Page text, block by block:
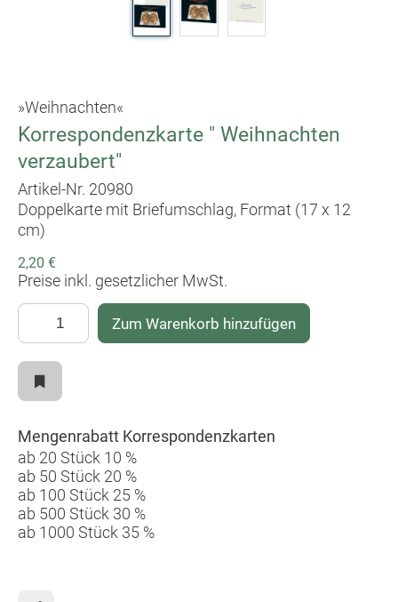
»Weihnachten«
Korrespondenzkarte " Weihnachten
verzaubert"
Artikel-Nr. 20980
Doppelkarte mit Briefumschlag, Format (17 x 12
cm)
2,20 €
Preise inkl. gesetzlicher MwSt.
Zum Warenkorb hinzufügen
Mengenrabatt Korrespondenzkarten
ab 20 Stück 10 %
ab 50 Stück 20 %
ab 100 Stück 25 %
ab 500 Stück 30 %
ab 1000 Stück 35 %